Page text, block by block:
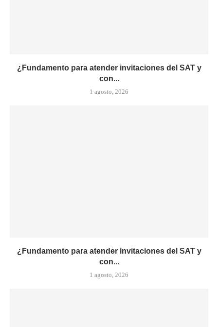
¿Fundamento para atender invitaciones del SAT y
con...
1 agosto, 2026
¿Fundamento para atender invitaciones del SAT y
con...
1 agosto, 2026